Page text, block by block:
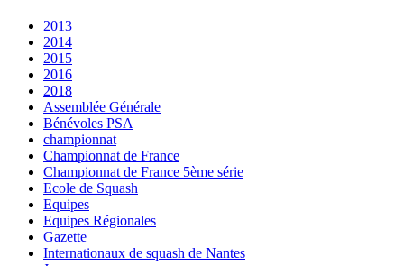
2013
2014
2015
2016
2018
Assemblée Générale
Bénévoles PSA
championnat
Championnat de France
Championnat de France 5ème série
Ecole de Squash
Equipes
Equipes Régionales
Gazette
Internationaux de squash de Nantes